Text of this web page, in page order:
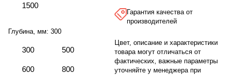
1500
Глубина, мм: 300
300 500
600 800
Гарантия качества от
производителей
Цвет, описание и характеристики
товара могут отличаться от
фактических, важные параметры
уточняйте у менеджера при